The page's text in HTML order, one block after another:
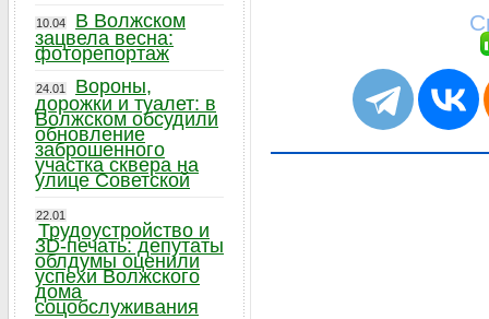
10.04
В Волжском
зацвела весна:
фоторепортаж
24.01
Вороны,
дорожки и туалет: в
Волжском обсудили
обновление
заброшенного
участка сквера на
улице Советской
22.01
Трудоустройство и
3D-печать: депутаты
облдумы оценили
успехи Волжского
дома
соцобслуживания